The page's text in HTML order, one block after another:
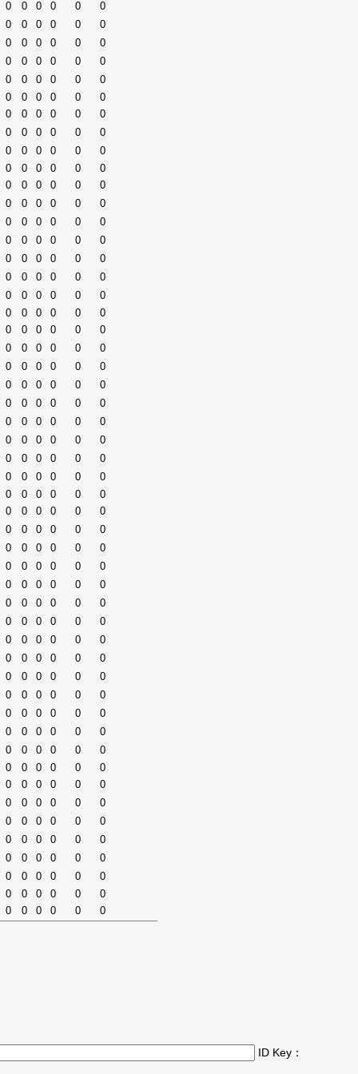
0 0 0 0 0
0
0
0 0 0 0
0
0
0 0 0 0
0
0
0 0 0 0
0
0
0 0 0 0
0
0
0 0 0 0
0
0
0 0 0 0
0
0
0 0 0 0
0
0
0 0 0 0
0
0
0 0 0 0
0
0
0 0 0 0
0
0
0 0 0 0
0
0
0 0 0 0
0
0
0 0 0 0
0
0
0 0 0 0
0
0
0 0 0 0
0
0
0 0 0 0
0
0
0 0 0 0
0
0
0 0 0 0
0
0
0 0 0 0
0
0
0 0 0 0
0
0
0 0 0 0
0
0
0 0 0 0
0
0
0 0 0 0
0
0
0 0 0 0
0
0
0 0 0 0
0
0
0 0 0 0
0
0
0 0 0 0
0
0
0 0 0 0
0
0
0 0 0 0
0
0
0 0 0 0
0
0
0 0 0 0
0
0
0 0 0 0
0
0
0 0 0 0
0
0
0 0 0 0
0
0
0 0 0 0
0
0
0 0 0 0
0
0
0 0 0 0
0
0
0 0 0 0
0
0
0 0 0 0
0
0
0 0 0 0
0
0
0 0 0 0
0
0
0 0 0 0
0
0
0 0 0 0
0
0
0 0 0 0
0
0
0 0 0 0
0
0
0 0 0 0
0
0
0 0 0 0
0
0
0 0 0 0
0
0
0 0 0 0
0
0
0 0 0 0 0
ID Key：